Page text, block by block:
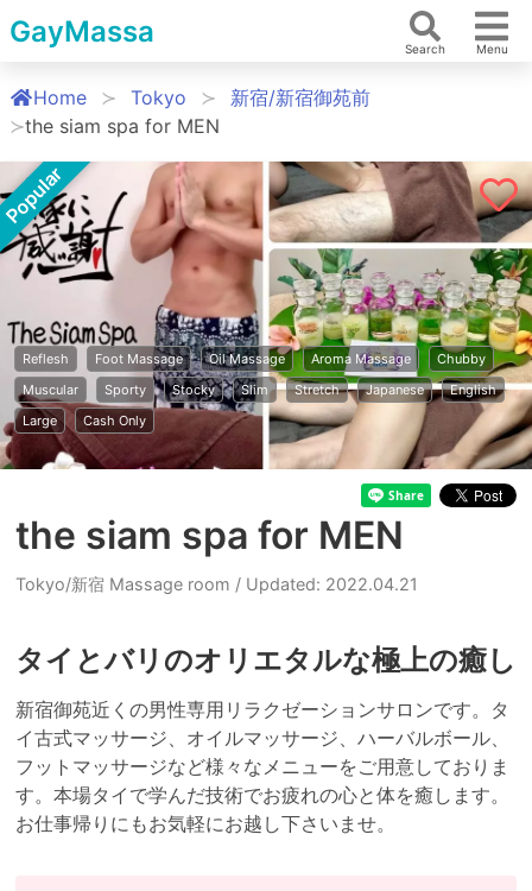
GayMassa
Search Menu
Home Tokyo
新宿/新宿御苑前
the siam spa for MEN
Reflesh Foot Massage Oil Massage Aroma Massage
Chubby
Muscular
Sporty Stocky Slim Stretch Japanese
English
Large
Cash Only
Popular
the siam spa for MEN
Tokyo/新宿 Massage room / Updated: 2022.04.21
タイとバリのオリエタルな極上の癒し
新宿御苑近くの男性専用リラクゼーションサロンです。タ
イ古式マッサージ、オイルマッサージ、ハーバルボール、
フットマッサージなど様々なメニューをご用意しておりま
す。本場タイで学んだ技術でお疲れの心と体を癒します。
お仕事帰りにもお気軽にお越し下さいませ。